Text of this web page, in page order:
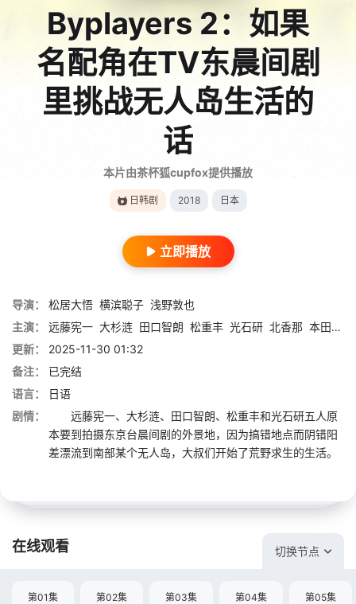
Byplayers 2：如果
名配角在TV东晨间剧
里挑战无人岛生活的
话
本片由茶杯狐cupfox提供播放
日韩剧 2018 日本
立即播放
导演： 松居大悟 横滨聪子 浅野敦也
主演：
远藤宪一 大杉涟 田口智朗 松重丰 光石研 北香那 本田望结
更新：
2025-11-30 01:32
备注：
已完结
语言：
日语
剧情：
远藤宪一、大杉涟、田口智朗、松重丰和光石研五人原
本要到拍摄东京台晨间剧的外景地，因为搞错地点而阴错阳
差漂流到南部某个无人岛，大叔们开始了荒野求生的生活。
在线观看 切换节点
第01集 第02集 第03集 第04集 第05集